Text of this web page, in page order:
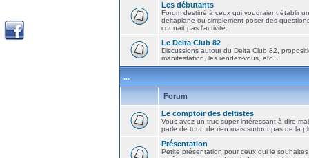
Les débutants
Forum destiné à ceux qui voudraient établir
deltaplane ou simplement poser des
connait pas l'activité.
Le Delta Club 82
Discussions autour du Delta Club 82,
manifestation, les rendez-vous, etc...
...
Forum
Le comptoir des deltistes
Vous avez un truc super intéressant à dire
parle de tout, de rien mais surtout pas de la
Présentation
Petite présentation pour ceux qui le